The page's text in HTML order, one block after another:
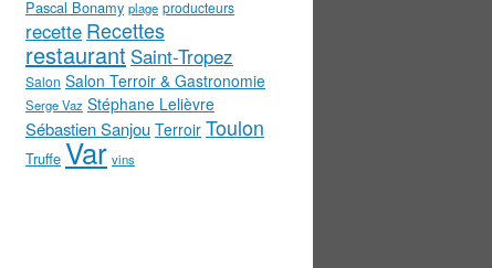
Pascal Bonamy plage producteurs
recette Recettes
restaurant Saint-Tropez
Salon Salon Terroir & Gastronomie
Serge Vaz Stéphane Lelièvre
Sébastien Sanjou Terroir Toulon
Truffe Var vins